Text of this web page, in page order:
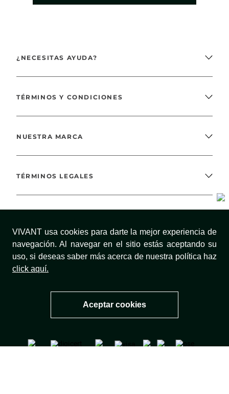
VIVANT usa cookies para darte la mejor experiencia de
navegación. Al navegar en el sitio estás aceptando su
uso, si deseas saber más acerca de nuestra política haz
click aquí.
Aceptar cookies
¿NECESITAS AYUDA?
TÉRMINOS Y CONDICIONES
NUESTRA MARCA
TÉRMINOS LEGALES